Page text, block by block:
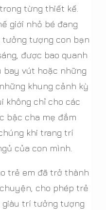
từng thiết kế.
giới nhỏ bé đang
tưởng tượng con bạn
được bao quanh
bay vút hoặc những
khung cảnh kỳ
không chỉ cho các
bậc cha mẹ đắm
khi trang trí
của con mình.
trẻ em đã trở thành
cho phép trẻ
giàu trí tưởng tượng